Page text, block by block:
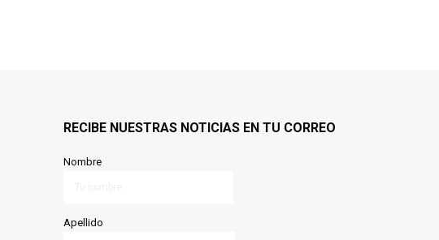
RECIBE NUESTRAS NOTICIAS EN TU CORREO
Nombre
Apellido